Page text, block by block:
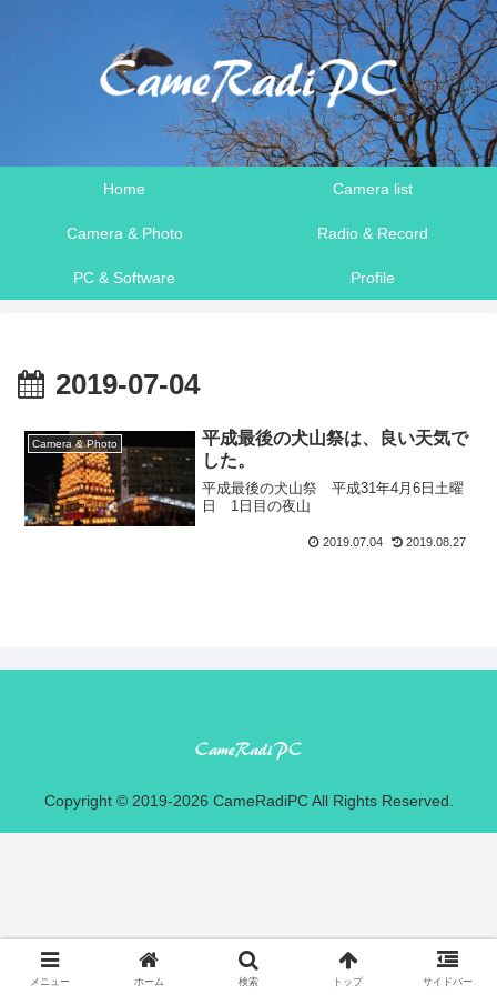
Home Camera list
Camera & Photo Radio & Record
PC & Software Profile
2019-07-04
Camera & Photo
平成最後の犬山祭は、良い天気で
した。
平成最後の犬山祭 平成31年4月6日土曜
日 1日目の夜山
2019.07.04 2019.08.27
Copyright © 2019-2026 CameRadiPC All Rights Reserved.
メニュー ホーム 検索 トップ サイドバー